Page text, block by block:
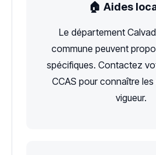
🏠 Aides
Le département
commune peuvent
spécifiques. Contactez
CCAS pour connaître
vigueur.